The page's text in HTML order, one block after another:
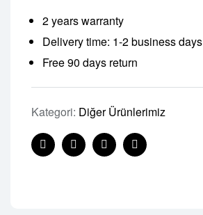
2 years warranty
Delivery time: 1-2 business days
Free 90 days return
Kategori: Diğer Ürünlerimiz
FacebookTwitterLinkedinPinterest